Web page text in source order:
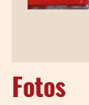
Fotos